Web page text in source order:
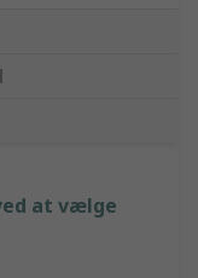
at vælge